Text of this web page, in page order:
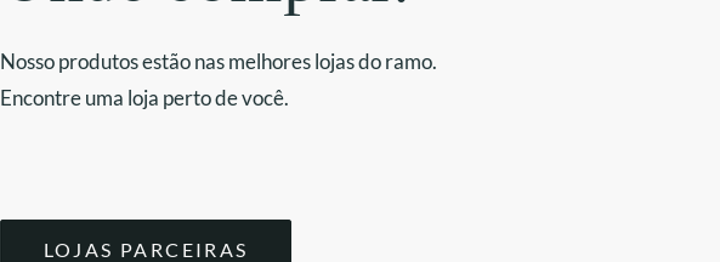
Nosso produtos estão nas melhores lojas do ramo.
Encontre uma loja perto de você.
LOJAS PARCEIRAS